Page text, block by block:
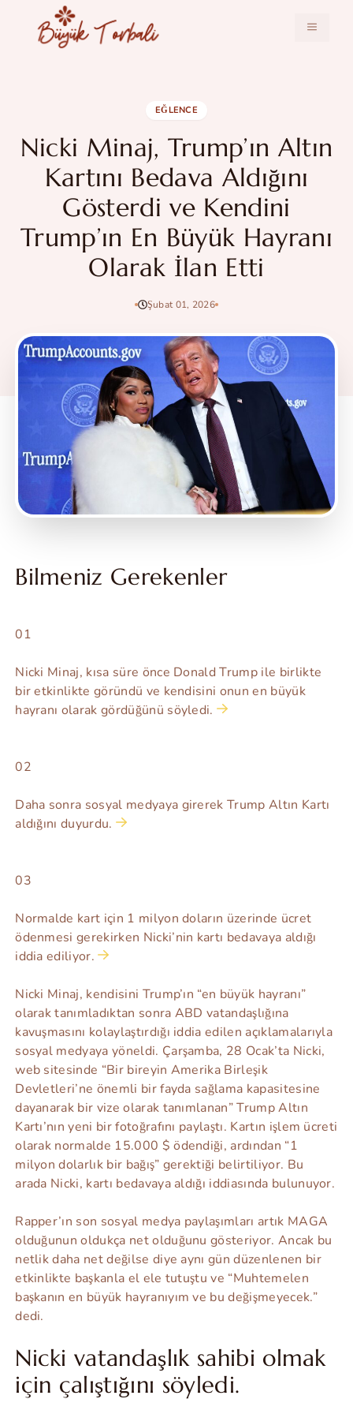
MENÜ
EĞLENCE
Nicki Minaj, Trump’ın Altın
Kartını Bedava Aldığını
Gösterdi ve Kendini
Trump’ın En Büyük Hayranı
Olarak İlan Etti
Şubat 01, 2026
Bilmeniz Gerekenler
01
Nicki Minaj, kısa süre önce Donald Trump ile birlikte
bir etkinlikte göründü ve kendisini onun en büyük
hayranı olarak gördüğünü söyledi.
02
Daha sonra sosyal medyaya girerek Trump Altın Kartı
aldığını duyurdu.
03
Normalde kart için 1 milyon doların üzerinde ücret
ödenmesi gerekirken Nicki’nin kartı bedavaya aldığı
iddia ediliyor.
Nicki Minaj, kendisini Trump’ın “en büyük hayranı”
olarak tanımladıktan sonra ABD vatandaşlığına
kavuşmasını kolaylaştırdığı iddia edilen açıklamalarıyla
sosyal medyaya yöneldi. Çarşamba, 28 Ocak’ta Nicki,
web sitesinde “Bir bireyin Amerika Birleşik
Devletleri’ne önemli bir fayda sağlama kapasitesine
dayanarak bir vize olarak tanımlanan” Trump Altın
Kartı’nın yeni bir fotoğrafını paylaştı. Kartın işlem ücreti
olarak normalde 15.000 $ ödendiği, ardından “1
milyon dolarlık bir bağış” gerektiği belirtiliyor. Bu
arada Nicki, kartı bedavaya aldığı iddiasında bulunuyor.
Rapper’ın son sosyal medya paylaşımları artık MAGA
olduğunun oldukça net olduğunu gösteriyor. Ancak bu
netlik daha net değilse diye aynı gün düzenlenen bir
etkinlikte başkanla el ele tutuştu ve “Muhtemelen
başkanın en büyük hayranıyım ve bu değişmeyecek.”
dedi.
Nicki vatandaşlık sahibi olmak
için çalıştığını söyledi.